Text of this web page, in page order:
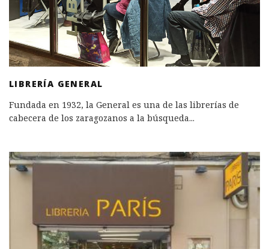
LIBRERÍA GENERAL
Fundada en 1932, la General es una de las librerías de
cabecera de los zaragozanos a la búsqueda...